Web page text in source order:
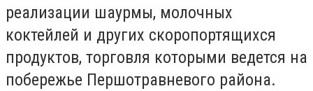
реализации шаурмы, молочных
коктейлей и других скоропортящихся
продуктов, торговля которыми ведется на
побережье Першотравневого района.